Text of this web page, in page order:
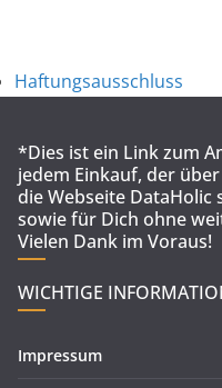
Haftungsausschluss
*Dies ist ein Link zum
jedem Einkauf, der
die Webseite
sowie für Dich ohne
Vielen Dank im Voraus!
WICHTIGE
Impressum